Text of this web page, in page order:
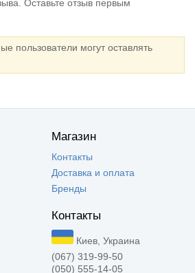
Оставьте отзыв первым
пользователи могут оставлять
Магазин
Контакты
Доставка и оплата
Бренды
Контакты
Киев, Украина
(067) 319-99-50
(050) 555-14-05